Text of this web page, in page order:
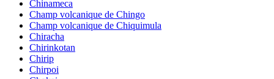
Chinameca
Champ volcanique de Chingo
Champ volcanique de Chiquimula
Chiracha
Chirinkotan
Chirip
Chirpoi